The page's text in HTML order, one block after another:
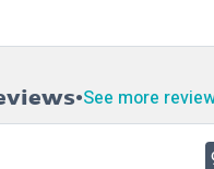
See more